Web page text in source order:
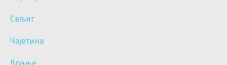
Свљиг
Чајетина